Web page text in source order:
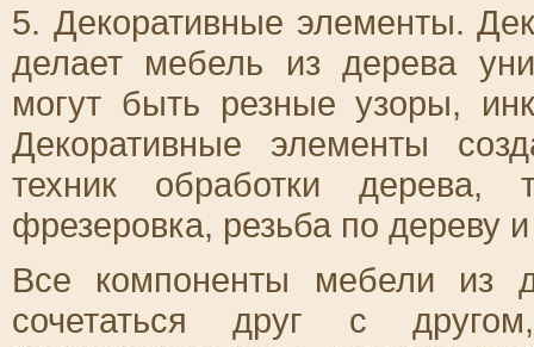
5. Декоративные элементы.
делает мебель из дерева
могут быть резные узоры,
Декоративные элементы
техник обработки дерева,
фрезеровка, резьба по дереву и
Все компоненты мебели из
сочетаться друг с